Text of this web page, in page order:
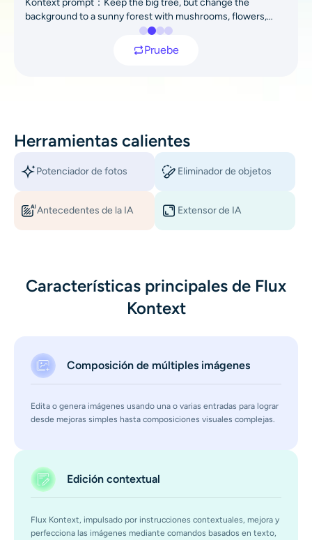
AI Recolor
Generador de Imágenes con Estilo por IA
Cambiador de ropa
Bebé IA
Generador de disparos a la cabeza Pro
Creador de fotos de pasaporte
Potenciador de video
Pruebe
Kontext prompt：Keep the big tree, but change the
background to a sunny forest with mushrooms, flowers,
Herramientas calientes
Potenciador de fotos Eliminador de objetos
Antecedentes de la IA Extensor de IA
Características principales de Flux
Kontext
Composición de múltiples imágenes
Edita o genera imágenes usando una o varias entradas para lograr
desde mejoras simples hasta composiciones visuales complejas.
Edición contextual
Flux Kontext, impulsado por instrucciones contextuales, mejora y
perfecciona las imágenes mediante comandos basados en texto,